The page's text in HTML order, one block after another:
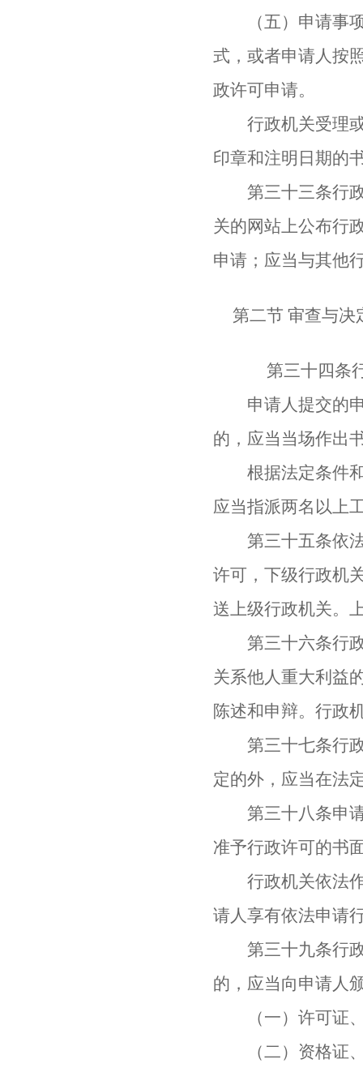
（五）申请事项
式，或者申请人按
政许可申请。
行政机关受理或
印章和注明日期的
第三十三条行政
关的网站上公布行
申请；应当与其他
第二节 审查与决
第三十四条行
申请人提交的申
的，应当当场作出
根据法定条件和
应当指派两名以上
第三十五条依法
许可，下级行政机
送上级行政机关。
第三十六条行政
关系他人重大利益
陈述和申辩。行政
第三十七条行政
定的外，应当在法
第三十八条申请
准予行政许可的书
行政机关依法作
请人享有依法申请
第三十九条行政
的，应当向申请人
（一）许可证、
（二）资格证、